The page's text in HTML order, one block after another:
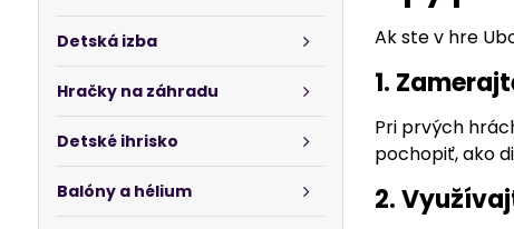
Ak ste v hre
1.
Pri prvých
pochopiť, ako
2.
Detská izba
Hračky na záhradu
Detské ihrisko
Balóny a hélium